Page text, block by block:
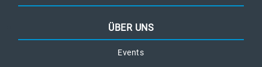
ÜBER UNS
Events